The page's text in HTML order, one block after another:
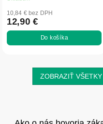
10,84 € bez DPH
12,90 €
Do košíka
ZOBRAZIŤ